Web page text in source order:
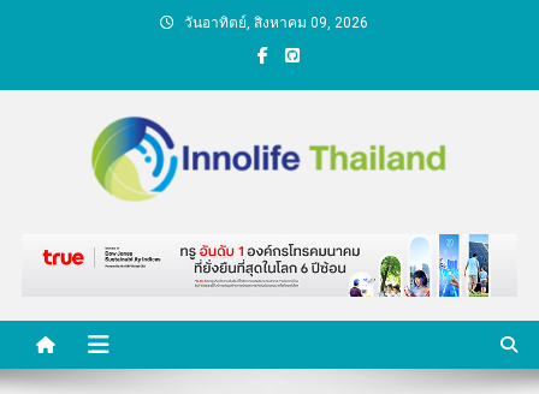
วันอาทิตย์, สิงหาคม 09, 2026
คนกับความคิด ชีวิตกับ
นวัตกรรม